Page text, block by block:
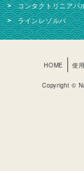
コンタクトリニアパ
ラインレゾルバ
HOME 使
Copyright ©